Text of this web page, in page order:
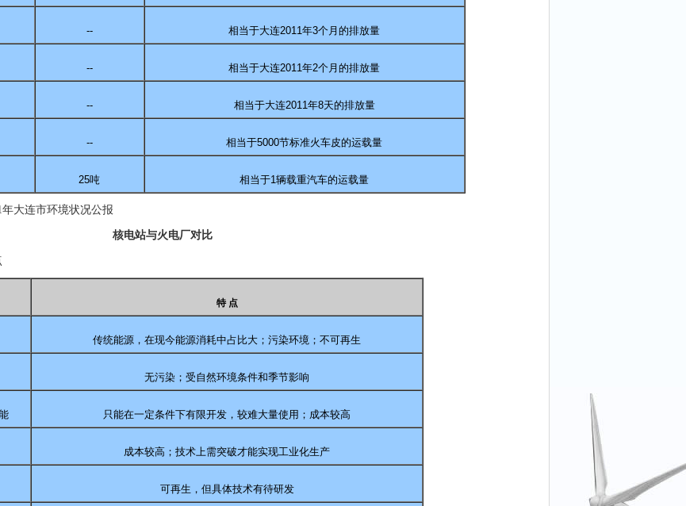
-- 相当于大连2011年3个月的排放量
-- 相当于大连2011年2个月的排放量
-- 相当于大连2011年8天的排放量
-- 相当于5000节标准火车皮的运载量
25吨 相当于1辆载重汽车的运载量
年大连市环境状况公报
核电站与火电厂对比
特 点
传统能源，在现今能源消耗中占比大；污染环境；不可再生
无污染；受自然环境条件和季节影响
只能在一定条件下有限开发，较难大量使用；成本较高
成本较高；技术上需突破才能实现工业化生产
可再生，但具体技术有待研发